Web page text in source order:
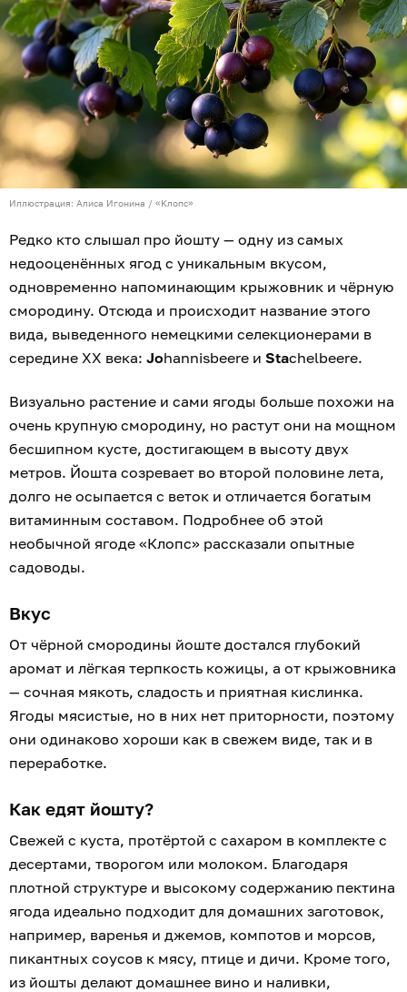
Иллюстрация: Алиса Игонина / «Клопс»
Редко кто слышал про йошту — одну из самых
недооценённых ягод с уникальным вкусом,
одновременно напоминающим крыжовник и чёрную
смородину. Отсюда и происходит название этого
вида, выведенного немецкими селекционерами в
середине XX века: Johannisbeere и Stachelbeere.
Визуально растение и сами ягоды больше похожи на
очень крупную смородину, но растут они на мощном
бесшипном кусте, достигающем в высоту двух
метров. Йошта созревает во второй половине лета,
долго не осыпается с веток и отличается богатым
витаминным составом. Подробнее об этой
необычной ягоде «Клопс» рассказали опытные
садоводы.
Вкус
От чёрной смородины йоште достался глубокий
аромат и лёгкая терпкость кожицы, а от крыжовника
— сочная мякоть, сладость и приятная кислинка.
Ягоды мясистые, но в них нет приторности, поэтому
они одинаково хороши как в свежем виде, так и в
переработке.
Как едят йошту?
Свежей с куста, протёртой с сахаром в комплекте с
десертами, творогом или молоком. Благодаря
плотной структуре и высокому содержанию пектина
ягода идеально подходит для домашних заготовок,
например, варенья и джемов, компотов и морсов,
пикантных соусов к мясу, птице и дичи. Кроме того,
из йошты делают домашнее вино и наливки,